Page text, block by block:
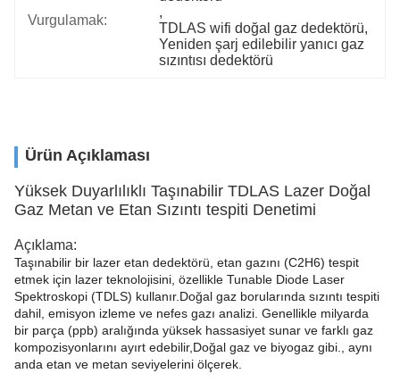
Vurgulamak:
,
TDLAS wifi doğal gaz dedektörü
Yeniden şarj edilebilir yanıcı gaz
sızıntısı dedektörü
Ürün Açıklaması
Yüksek Duyarlılıklı Taşınabilir TDLAS Lazer Doğal
Gaz Metan ve Etan Sızıntı tespiti Denetimi
Açıklama:
Taşınabilir bir lazer etan dedektörü, etan gazını (C2H6) tespit
etmek için lazer teknolojisini, özellikle Tunable Diode Laser
Spektroskopi (TDLS) kullanır.Doğal gaz borularında sızıntı tespiti
dahil, emisyon izleme ve nefes gazı analizi. Genellikle milyarda
bir parça (ppb) aralığında yüksek hassasiyet sunar ve farklı gaz
kompozisyonlarını ayırt edebilir,Doğal gaz ve biyogaz gibi., aynı
anda etan ve metan seviyelerini ölçerek.